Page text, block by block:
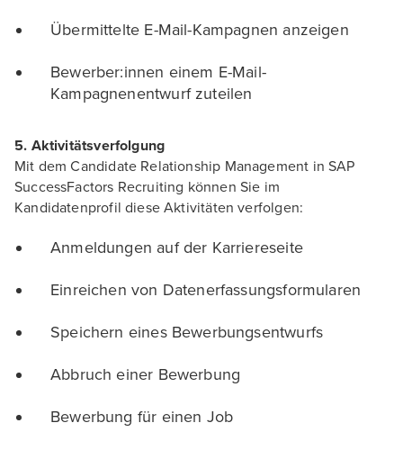
Übermittelte E-Mail-Kampagnen anzeigen
Bewerber:innen einem E-Mail-
Kampagnenentwurf zuteilen
5. Aktivitätsverfolgung
Mit dem Candidate Relationship Management in SAP
SuccessFactors Recruiting können Sie im
Kandidatenprofil diese Aktivitäten verfolgen:
Anmeldungen auf der Karriereseite
Einreichen von Datenerfassungsformularen
Speichern eines Bewerbungsentwurfs
Abbruch einer Bewerbung
Bewerbung für einen Job